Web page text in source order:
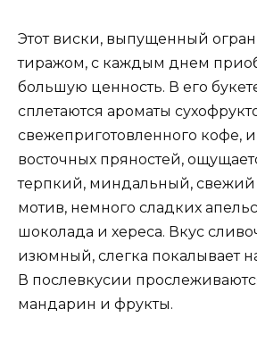
Этот виски, выпущенный
тиражом, с каждым днем
большую ценность. В его
сплетаются ароматы
свежеприготовленного кофе,
восточных пряностей,
терпкий, миндальный,
мотив, немного сладких
шоколада и хереса. Вкус
изюмный, слегка покалывает
В послевкусии
мандарин и фрукты.